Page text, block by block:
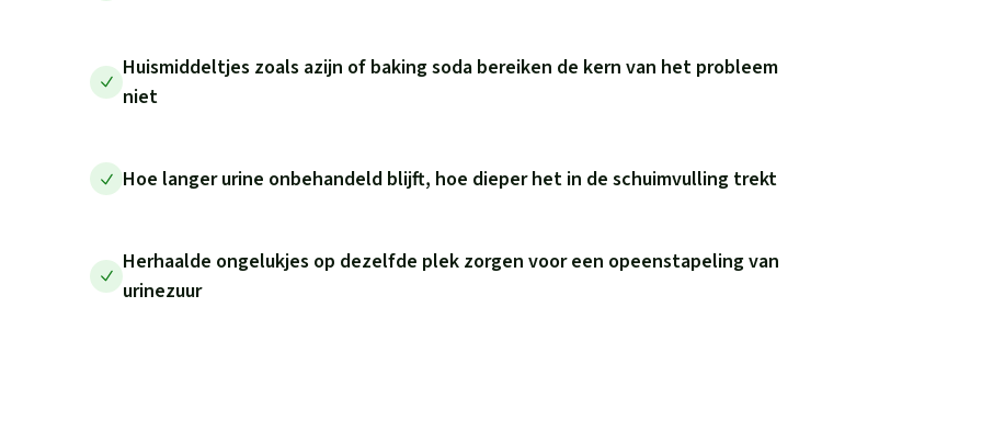
Huismiddeltjes zoals azijn of baking soda bereiken de kern van het probleem
niet
Hoe langer urine onbehandeld blijft, hoe dieper het in de schuimvulling trekt
Herhaalde ongelukjes op dezelfde plek zorgen voor een opeenstapeling van
urinezuur